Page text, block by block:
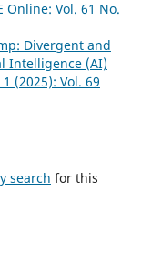
Online: Vol. 61 No.
Divergent and
Intelligence (AI)
(2025): Vol. 69
search for this